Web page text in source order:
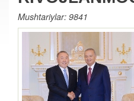
Mushtariylar: 9841